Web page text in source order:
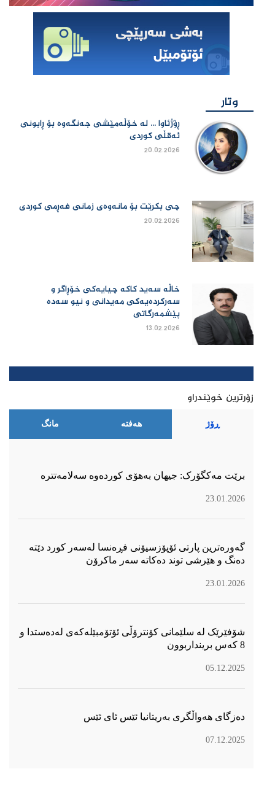
وتار
ڕۆژئاوا ... لە خۆڵەمێشی جەنگەوە بۆ ڕابونی
ئەقڵی کوردی
20.02.2026
چی بكرێت بۆ مانەوەی زمانی فەڕمی كوردی
20.02.2026
خاڵە سەید کاکە چیایەکی خۆڕاگر و
سەرکردەیەکی مەیدانی و نیو سەدە
پێشمەرگاتی
13.02.2026
زۆرترین خوێندراو
ڕۆژ هەفتە مانگ
برێت مەکگۆرک: جیهان بەهۆی کوردەوە سەلامەتترە
23.01.2026
گەورەترین پارتی ئۆپۆزسیۆنی فڕەنسا لەسەر كورد دێتە
دەنگ و هێرشی توند دەكاتە سەر ماكرۆن
23.01.2026
شۆفێرێک لە سلێمانی کۆنترۆڵی ئۆتۆمبێلەکەی لەدەستدا و
8 کەس برینداربوون
05.12.2025
دەزگای هەواڵگری بەریتانیا ئێس ئای ئێس
07.12.2025